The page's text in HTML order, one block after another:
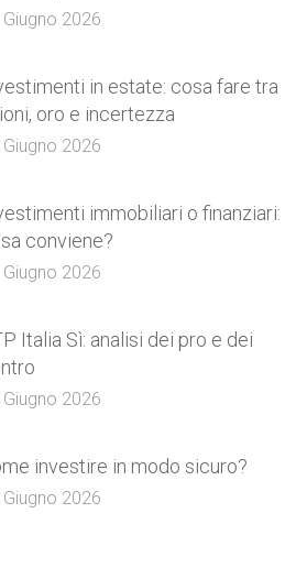
2026
in estate: cosa fare tra
oro e incertezza
2026
immobiliari o finanziari:
conviene?
2026
Italia Sì: analisi dei pro e dei
2026
investire in modo sicuro?
2026